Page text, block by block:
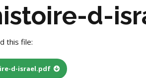
d-
this file:
d-israel.pdf